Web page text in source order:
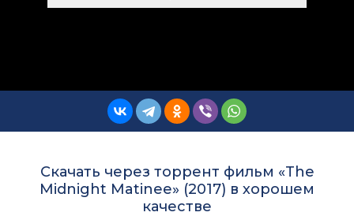
Скачать через торрент фильм «The
Midnight Matinee» (2017) в хорошем
качестве